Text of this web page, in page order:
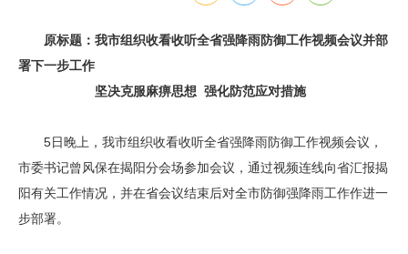
原标题：我市组织收看收听全省强降雨防御工作视频会议并部
署下一步工作
坚决克服麻痹思想 强化防范应对措施
5日晚上，我市组织收看收听全省强降雨防御工作视频会议，
市委书记曾风保在揭阳分会场参加会议，通过视频连线向省汇报揭
阳有关工作情况，并在省会议结束后对全市防御强降雨工作作进一
步部署。